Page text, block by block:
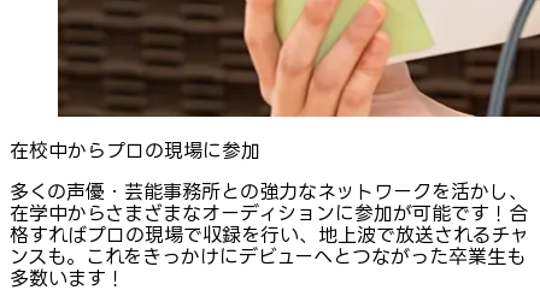
在校中からプロの現場に参加
多くの声優・芸能事務所との強力なネットワークを活かし、
在学中からさまざまなオーディションに参加が可能です！合
格すればプロの現場で収録を行い、地上波で放送されるチャ
ンスも。これをきっかけにデビューへとつながった卒業生も
多数います！